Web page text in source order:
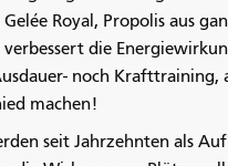
Royal, Propolis aus
verbessert die
noch
machen!
seit Jahrzehnten als